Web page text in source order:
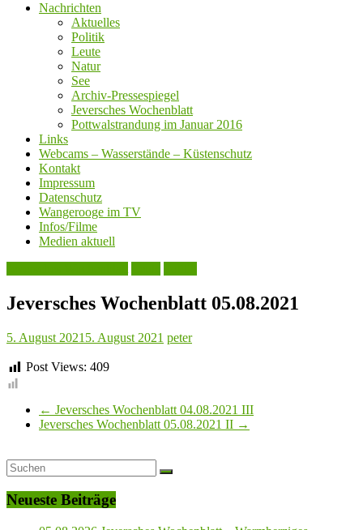
Nachrichten
Aktuelles
Politik
Leute
Natur
See
Archiv-Pressespiegel
Jeversches Wochenblatt
Pottwalstrandung im Januar 2016
Links
Webcams – Wasserstände – Küstenschutz
Kontakt
Impressum
Datenschutz
Wangerooge im TV
Infos/Filme
Medien aktuell
Jeversches Wochenblatt 05.08.2021
5. August 2021 5. August 2021 peter
Post Views: 409
← Jeversches Wochenblatt 04.08.2021 III
Jeversches Wochenblatt 05.08.2021 II →
Neueste Beiträge